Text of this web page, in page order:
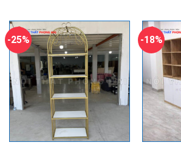
1.850.000₫.
-25% -18%